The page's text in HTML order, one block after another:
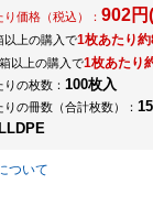
り価格（税込）： 902円
以上の購入で1枚あたり約
以上の購入で1枚あたり
りの枚数： 100枚入
りの冊数（合計枚数）：
LLDPE
ついて